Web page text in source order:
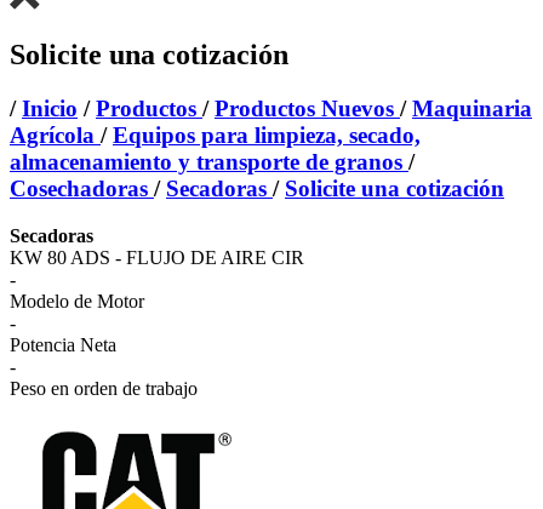
Solicite una cotización
/Inicio /Productos /Productos Nuevos /Maquinaria
Agrícola /Equipos para limpieza, secado,
almacenamiento y transporte de granos /
Cosechadoras / Secadoras / Solicite una cotización
Secadoras
KW 80 ADS - FLUJO DE AIRE CIR
-
Modelo de Motor
-
Potencia Neta
-
Peso en orden de trabajo